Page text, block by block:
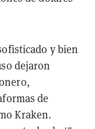
y bien
dejaron
de
Kraken.